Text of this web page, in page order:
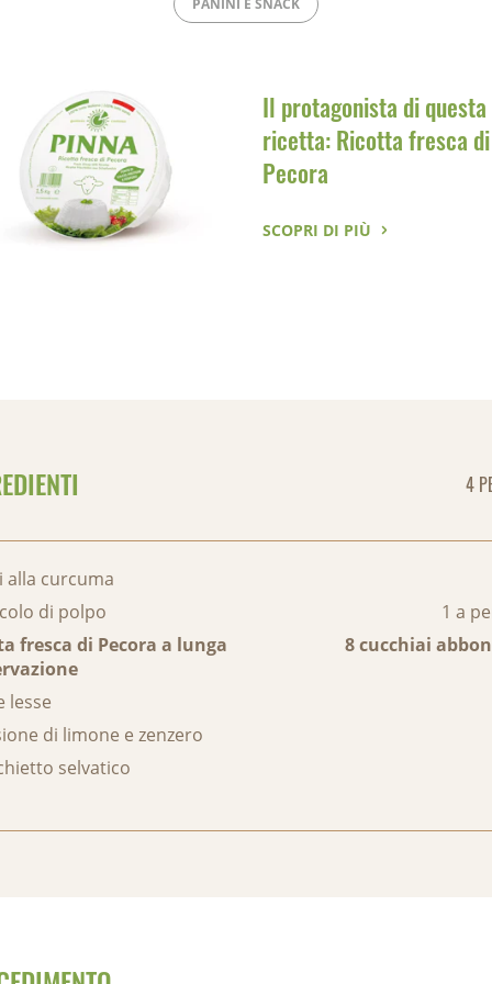
PANINI E SNACK
Il protagonista di questa
ricetta: Ricotta fresca di
Pecora
SCOPRI DI PIÙ
4
alla curcuma
di polpo
1 a
fresca di Pecora a lunga
8 cucchiai
lesse
di limone e zenzero
selvatico